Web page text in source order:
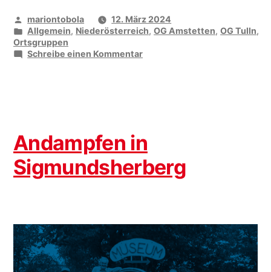
Veröffentlicht
von
mariontobola
12. März 2024
Veröffentlicht
unter
Allgemein, Niederösterreich,OG Amstetten,OG Tulln,
Ortsgruppen
Schreibe einen Kommentarzu
Andampfen in
Sigmundsherberg